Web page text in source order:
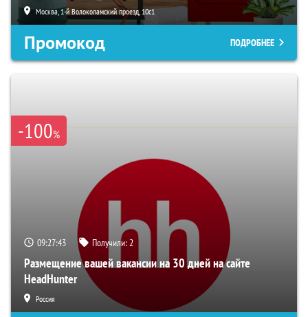
Москва, 1-й Волоколамский проезд, 10с1
Промокод ПОДРОБНЕЕ
-100%
09:27:41 Получили:2
Размещение вашей вакансии на 30 дней на сайте
HeadHunter
Россия